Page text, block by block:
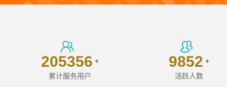
205356 +
累计服务用户
9852 +
活跃人数